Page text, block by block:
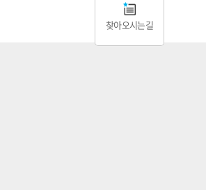
찾아오시는길